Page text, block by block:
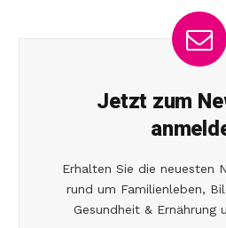
Jetzt zum
Erhalten Sie die neuesten
rund um Familienleben,
Gesundheit & Ernährung